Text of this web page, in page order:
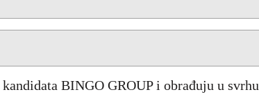
BINGO GROUP i obrađuju u svrhu